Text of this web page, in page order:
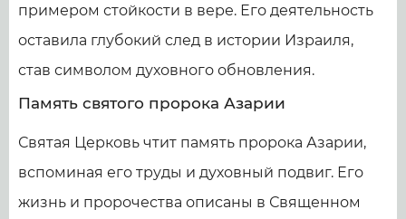
примером стойкости в вере. Его деятельность
оставила глубокий след в истории Израиля,
став символом духовного обновления.
Память святого пророка Азарии
Святая Церковь чтит память пророка Азарии,
вспоминая его труды и духовный подвиг. Его
жизнь и пророчества описаны в Священном